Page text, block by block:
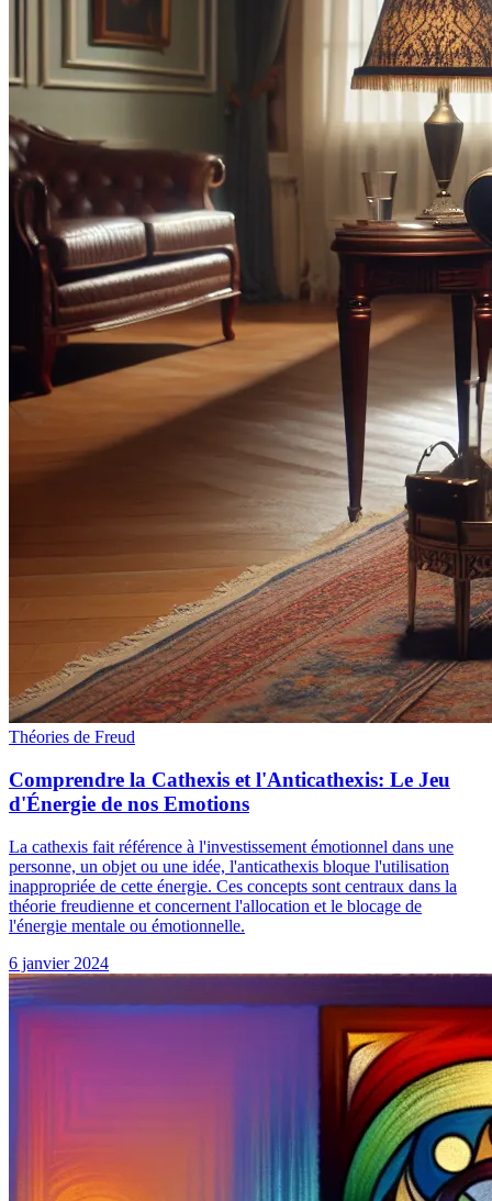
Théories de Freud
Comprendre la Cathexis et l'Anticathexis: Le Jeu
d'Énergie de nos Emotions
La cathexis fait référence à l'investissement émotionnel dans une
personne, un objet ou une idée, l'anticathexis bloque l'utilisation
inappropriée de cette énergie. Ces concepts sont centraux dans la
théorie freudienne et concernent l'allocation et le blocage de
l'énergie mentale ou émotionnelle.
6 janvier 2024